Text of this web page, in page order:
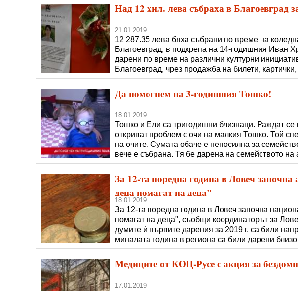
спирката на автобуса намерили изгубения порт
Над 12 хил. лева събраха в Благоевград
21.01.2019
12 287.35 лева бяха събрани по време на
Благоевград, в подкрепа на 14-годишния Иван
дарени по време на различни културни
Благоевград, чрез продажба на билети,
кутии на места в града. Ученици и учители от
Стоянов“ също се включиха активно в
Да помогнем на 3-годишния Тошко!
18.01.2019
Тошко и Ели са тригодишни близнаци. Раждат
откриват проблем с очи на малкия Тошко. Той
на очите. Сумата обаче е непосилна за
вече е събрана. Тя бе дарена на семейството
която преди месец организира благотворителен
Тошко. Даренията за Тошко вървят чрез �
За 12-та поредна година в Ловеч
деца помагат на деца"
18.01.2019
За 12-та поредна година в Ловеч започна
помагат на деца", съобщи координаторът за
думите ѝ първите дарения за 2019 г. са били
миналата година в региона са били дарени
събират в 126 специално поставени касички в
други обществени места. До момента в цялата
Медиците от КОЦ-Русе с акция за
17.01.2019